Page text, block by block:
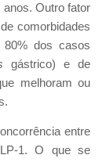
Outro fator
comorbidades
dos casos
gástrico) e de
melhoram ou
entre
1. O que se